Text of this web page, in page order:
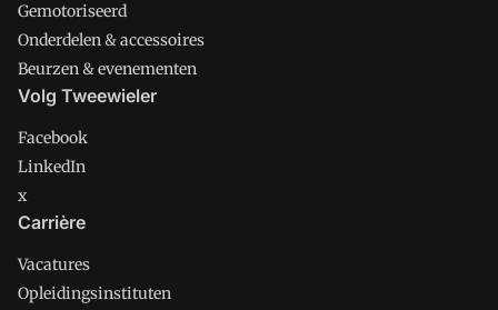
Gemotoriseerd
Onderdelen & accessoires
Beurzen & evenementen
Volg Tweewieler
Facebook
LinkedIn
x
Carrière
Vacatures
Opleidingsinstituten